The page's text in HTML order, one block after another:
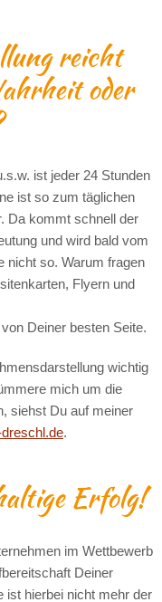
reicht
oder
ist jeder 24 Stunden
ist so zum täglichen
Da kommt schnell der
und wird bald vom
nicht so. Warum fragen
Flyern und
Deiner besten Seite.
wichtig
mich um die
siehst Du auf meiner
.
Erfolg!
im Wettbewerb
Deiner
ist hierbei nicht mehr der